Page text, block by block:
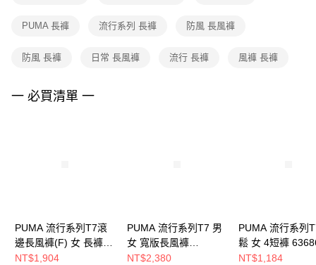
１．透過由恩沛科技股份有限公司提供之「AFTEE先享後付」服務完成之交
權轉讓予恩沛科技股份有限公司。
３．未成年的使用者請事先徵得法定代理人或監護人之同意方可使用
「AFTEE先享後付」，若未經同意申辦者引起之損失，本公司不負相關責
PUMA 長褲 流行系列 長褲 防風 長風褲
防風 長褲 日常 長風褲 流行 長褲 風褲 長褲
一 必買清單 一
PUMA 流行系列T7滾
邊長風褲(F) 女 長褲
63455901
NT$1,904
PUMA 流行系列T7 男
女 寬版長風褲
62693101
NT$2,380
PUMA 流行系列
鬆 女 4短褲
NT$1,184